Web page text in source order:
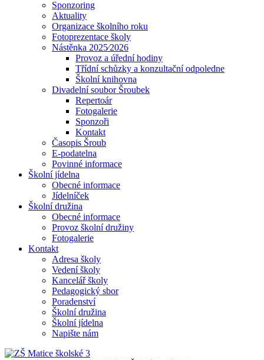
Sponzoring
Aktuality
Organizace školního roku
Fotoprezentace školy
Nástěnka 2025⁄2026
Provoz a úřední hodiny
Třídní schůzky a konzultační odpoledne
Školní knihovna
Divadelní soubor Šroubek
Repertoár
Fotogalerie
Sponzoři
Kontakt
Časopis Šroub
E-podatelna
Povinné informace
Školní jídelna
Obecné informace
Jídelníček
Školní družina
Obecné informace
Provoz školní družiny
Fotogalerie
Kontakt
Adresa školy
Vedení školy
Kancelář školy
Pedagogický sbor
Poradenství
Školní družina
Školní jídelna
Napište nám